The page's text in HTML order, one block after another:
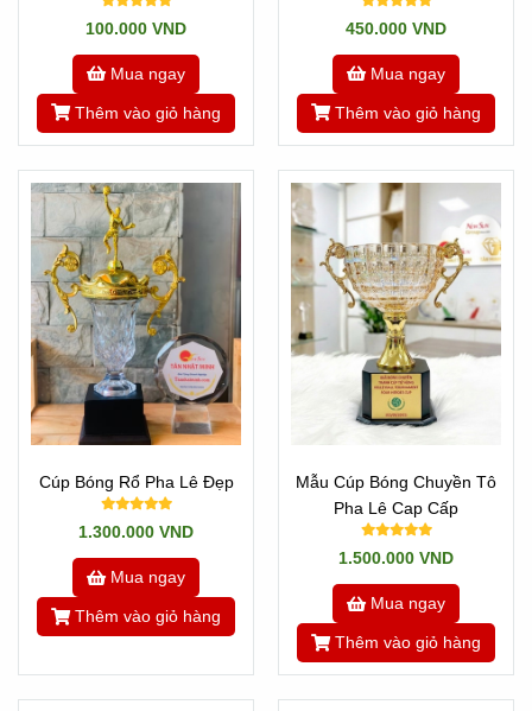
Nhật Minh
100.000 VND
Mua ngay
Thêm vào giỏ hàng
450.000 VND
Mua ngay
Thêm vào giỏ hàng
Cúp Bóng Rổ Pha Lê Đẹp
1.300.000 VND
Mua ngay
Thêm vào giỏ hàng
Mẫu Cúp Bóng Chuyền Tô
Pha Lê Cap Cấp
1.500.000 VND
Mua ngay
Thêm vào giỏ hàng